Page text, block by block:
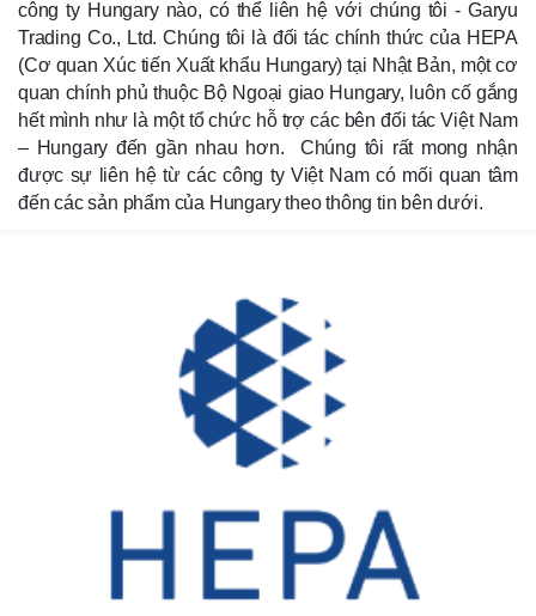
công ty Hungary nào, có thể liên hệ với chúng tôi - Garyu
Trading Co., Ltd. Chúng tôi là đối tác chính thức của HEPA
(Cơ quan Xúc tiến Xuất khẩu Hungary) tại Nhật Bản, một cơ
quan chính phủ thuộc Bộ Ngoại giao Hungary, luôn cố gắng
hết mình như là một tổ chức hỗ trợ các bên đối tác Việt Nam
– Hungary đến gần nhau hơn. Chúng tôi rất mong nhận
được sự liên hệ từ các công ty Việt Nam có mối quan tâm
đến các sản phẩm của Hungary theo thông tin bên dưới.